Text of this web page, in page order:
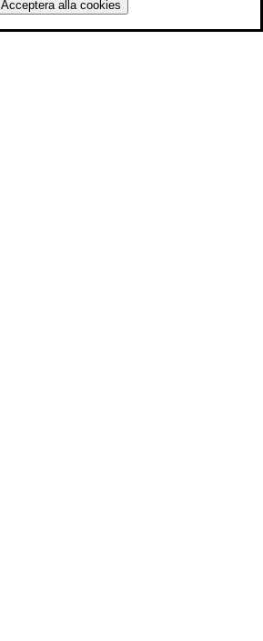
Acceptera alla cookies